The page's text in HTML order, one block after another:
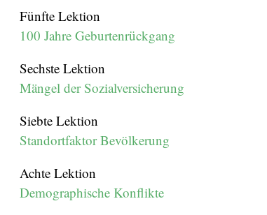
Fünfte Lektion
100 Jahre Geburtenrückgang
Sechste Lektion
Mängel der Sozialversicherung
Siebte Lektion
Standortfaktor Bevölkerung
Achte Lektion
Demographische Konflikte